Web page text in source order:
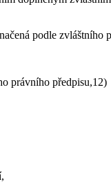
podle zvláštního
právního předpisu,12)